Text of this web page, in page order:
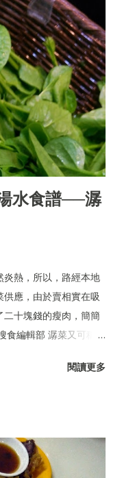
水食譜──潺
熱，所以，路經本地
應，由於賣相實在吸
十塊錢的瘦肉，簡簡
食編輯部 潺菜又可稱木
閱讀更多